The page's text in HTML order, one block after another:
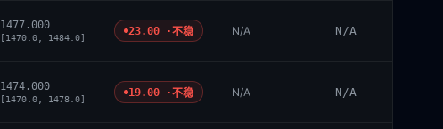
1477.000
[1470.0, 1484.0]
23.00 ·不稳 N/A N/A
1474.000
[1470.0, 1478.0]
19.00 ·不稳 N/A N/A